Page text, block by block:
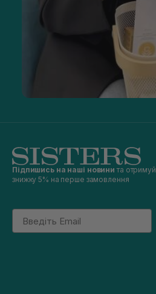
Підпишись на наші новини та отримуй
знижку 5% на перше замовлення
Email